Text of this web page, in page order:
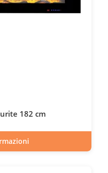
182 cm
IVA